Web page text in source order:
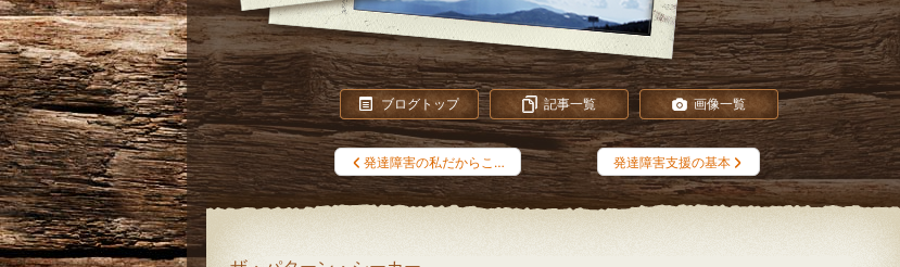
ブログトップ 記事一覧 画像一覧
発達障害の私だからこ… 発達障害支援の基本